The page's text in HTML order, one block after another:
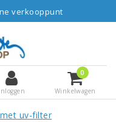
verkooppunt
0
Winkelwagen
uv-filter